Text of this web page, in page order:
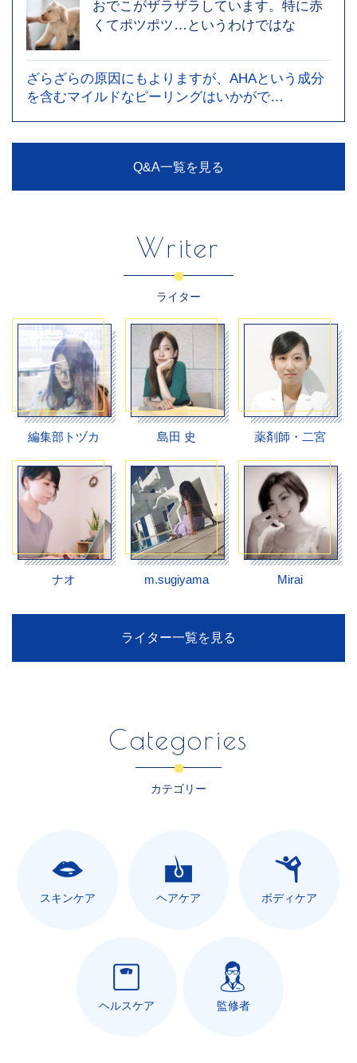
おでこがザラザラしています。特に赤
くてポツポツ…というわけではな
ざらざらの原因にもよりますが、AHAという成分
を含むマイルドなピーリングはいかがで…
Q&A一覧を見る
Writer
ライター
編集部トヅカ 島田 史 薬剤師・二宮
ナオ m.sugiyama Mirai
ライター一覧を見る
Categories
カテゴリー
スキンケア ヘアケア ボディケア
ヘルスケア 監修者